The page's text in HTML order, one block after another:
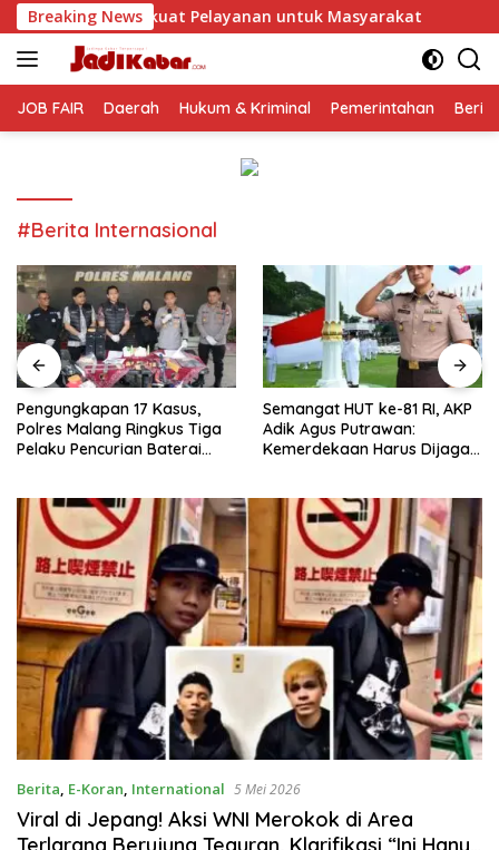
Langsung
ke
konten
Breaking Newsuntuk Masyarakat Pengungkapan 17
JOB FAIR Daerah Hukum & Kriminal Pemerintahan
#Berita Internasional
Pengungkapan 17 Kasus,
Polres Malang Ringkus Tiga
Pelaku Pencurian Baterai
Semangat HUT ke-81 RI, AKP
Adik Agus Putrawan:
Kemerdekaan Harus Dijaga
Berita, E-Koran, International 5 Mei 2026
Viral di Jepang! Aksi WNI Merokok di Area